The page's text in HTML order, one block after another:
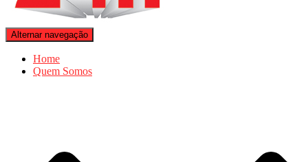
Alternar navegação
Home
Quem Somos